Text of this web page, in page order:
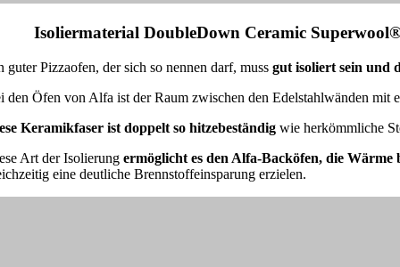
Isoliermaterial DoubleDown Ceramic
guter Pizzaofen, der sich so nennen darf, mussgut isoliert sein und
den Öfen von Alfa ist der Raum zwischen den Edelstahlwänden mit
Keramikfaser ist doppelt so hitzebeständigwie herkömmliche
Art der Isolierungermöglicht es den Alfa-Backöfen, die
eine deutliche Brennstoffeinsparung erzielen.